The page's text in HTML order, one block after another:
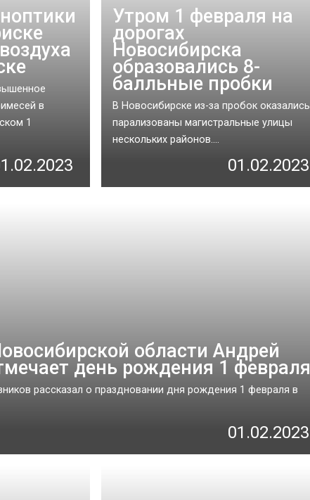
в
1
Утром 1 февраля на
дорогах
Новосибирска
образовались 8-
балльные пробки
В Новосибирске из-за пробок оказались
парализованы магистральные улицы
нескольких районов....
01.02.2023
области Андрей
день рождения 1 февраля
рассказал о праздновании дня рождения 1 февраля в
01.02.2023